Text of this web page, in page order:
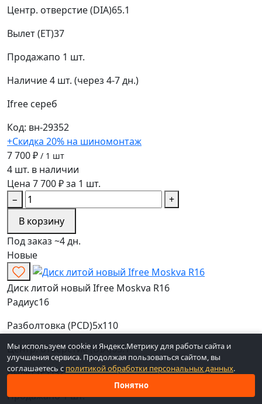
Центр. отверстие (DIA)65.1
Вылет (ET)37
Продажапо 1 шт.
Наличие4 шт. (через 4-7 дн.)
Ifree сереб
Код: вн-29352
+Скидка 20% на шиномонтаж
7 700 ₽ / 1 шт
4 шт. в наличии
Цена 7 700 ₽ за 1 шт.
−
+
В корзину
Под заказ ~4 дн.
Новые
Диск литой новый Ifree Moskva R16
Радиус16
Разболтовка (PCD)5x110
Центр. отверстие (DIA)65.1
Вылет (ET)37
Продажапо 1 шт.
Мы используем cookie и Яндекс.Метрику для работы сайта и
улучшения сервиса. Продолжая пользоваться сайтом, вы
соглашаетесь с политикой обработки персональных данных.
Понятно